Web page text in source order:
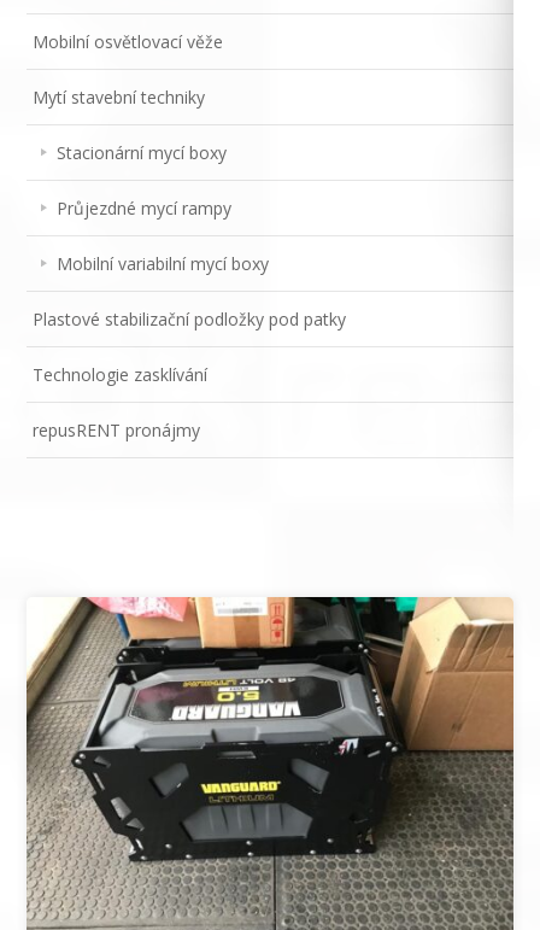
Mobilní osvětlovací věže
Mytí stavební techniky
Stacionární mycí boxy
Průjezdné mycí rampy
Mobilní variabilní mycí boxy
Plastové stabilizační podložky pod patky
Technologie zasklívání
repusRENT pronájmy